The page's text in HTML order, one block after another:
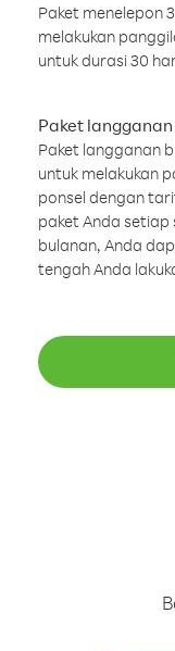
Paket menelepon
melakukan
untuk durasi 30
Paket
Paket langganan
untuk melakukan
ponsel dengan
paket Anda
bulanan, Anda
tengah Anda